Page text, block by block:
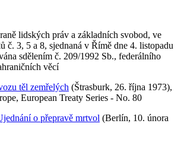
lidských práv a základních svobod, ve
č. 3, 5 a 8, sjednaná v Římě dne 4. listopadu
sdělením č. 209/1992 Sb., federálního
věcí
těl zemřelých (Štrasburk, 26. října 1973),
European Treaty Series - No. 80
o přepravě mrtvol (Berlín, 10. února